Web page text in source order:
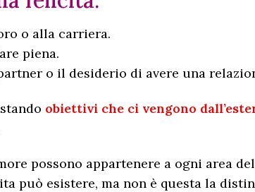
o alla carriera.
piena.
o il desiderio di avere una
obiettivi che ci vengono
possono appartenere a ogni area
può esistere, ma non è questa la